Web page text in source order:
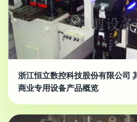
浙江恒立数控科技股份有限公司
商业专用设备产品概览